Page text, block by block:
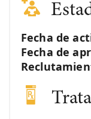
Fecha de
Fecha de